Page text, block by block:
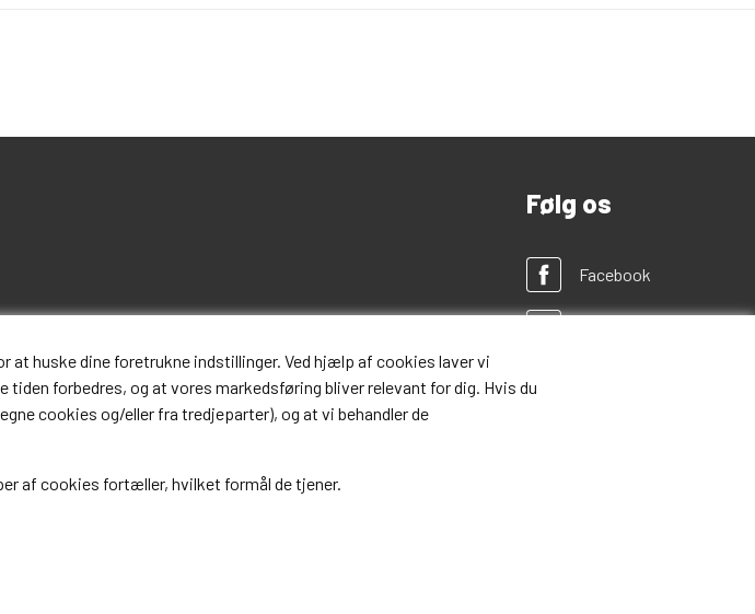
huske dine foretrukne indstillinger. Ved hjælp af cookies laver vi
forbedres, og at vores markedsføring bliver relevant for dig. Hvis du
cookies og/eller fra tredjeparter), og at vi behandler de
af cookies fortæller, hvilket formål de tjener.
Følg os
Facebook